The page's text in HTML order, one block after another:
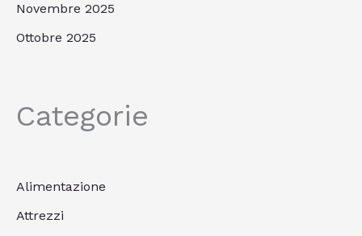
Novembre 2025
Ottobre 2025
Categorie
Alimentazione
Attrezzi